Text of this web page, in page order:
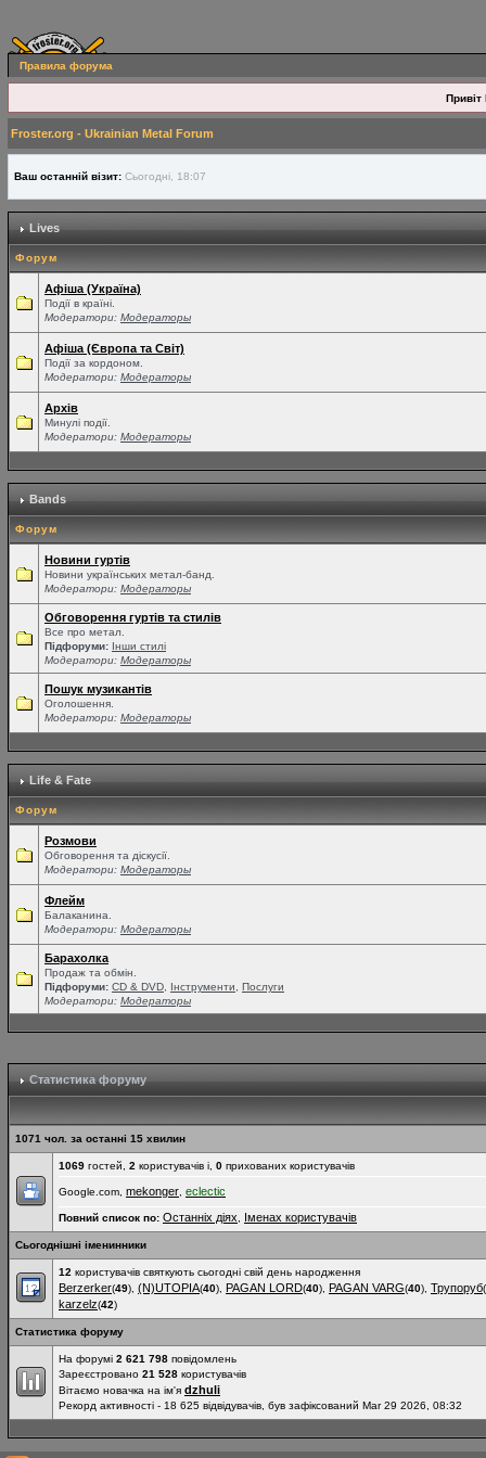
Правила форума
Привіт
Froster.org - Ukrainian Metal Forum
Ваш останній візит: Сьогодні, 18:07
Lives
Форум
Афіша (Україна)
Події в країні.
Модератори: Модераторы
Афіша (Європа та Світ)
Події за кордоном.
Модератори: Модераторы
Архів
Минулі події.
Модератори: Модераторы
Bands
Форум
Новини гуртів
Новини українських метал-банд.
Модератори: Модераторы
Обговорення гуртів та стилів
Все про метал.
Підфоруми: Інши стилі
Модератори: Модераторы
Пошук музикантів
Оголошення.
Модератори: Модераторы
Life & Fate
Форум
Розмови
Обговорення та діскусії.
Модератори: Модераторы
Флейм
Балаканина.
Модератори: Модераторы
Барахолка
Продаж та обмін.
Підфоруми: СD & DVD Інструменти
Послуги
Модератори: Модераторы
Статистика форуму
1071 чол. за останні 15 хвилин
1069 гостей, 2 користувачів і, 0 прихованих користувачів
Google.com, mekonger eclectic
Повний список по: Останніх діях Іменах користувачів
Сьогоднішні іменинники
12 користувачів святкують сьогодні свій день народження
Berzerker(49), (N)UTOPIA(40), PAGAN LORD(40), PAGAN VARG(40), Трупоруб(
karzelz(42)
Статистика форуму
На форумі 2 621 798 повідомлень
Зареєстровано 21 528 користувачів
Вітаємо новачка на ім'я dzhuli
Рекорд активності - 18 625 відвідувачів, був зафіксований Mar 29 2026, 08:32